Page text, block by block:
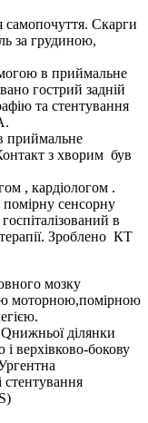
Скарги
за грудиною,
в приймальне
гострий задній
та стентування
приймальне
з хворим був
, кардіологом .
сенсорну
в
терапії. Зроблено КТ
мозку
моторною,помірною
ділянки
верхівково-бокову
стентування